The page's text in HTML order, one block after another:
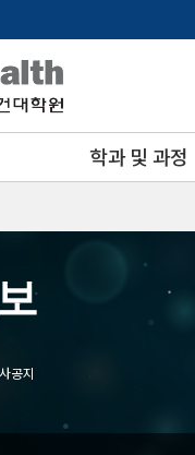
학과 및 과정
공지